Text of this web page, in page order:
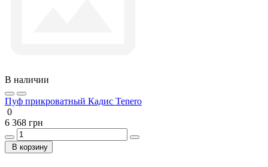
В наличии
Пуф прикроватный Кадис Tenero
0
6 368 грн
В корзину